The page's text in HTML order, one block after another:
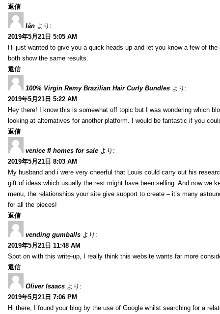
返信
lån より:
2019年5月21日 5:05 AM
Hi just wanted to give you a quick heads up and let you know a few of
both show the same results.
返信
100% Virgin Remy Brazilian Hair Curly Bundles より:
2019年5月21日 5:22 AM
Hey there! I know this is somewhat off topic but I was wondering which
looking at alternatives for another platform. I would be fantastic if you
返信
venice fl homes for sale より:
2019年5月21日 8:03 AM
My husband and i were very cheerful that Louis could carry out his
gift of ideas which usually the rest might have been selling. And now we
menu, the relationships your site give support to create – it’s many
for all the pieces!
返信
vending gumballs より:
2019年5月21日 11:48 AM
Spot on with this write-up, I really think this website wants far more
返信
Oliver Isaacs より:
2019年5月21日 7:06 PM
Hi there, I found your blog by the use of Google whilst searching for a